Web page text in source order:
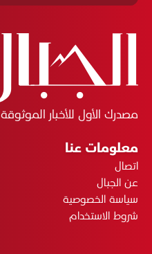
مصدرك الأول للأخبار الموثوقة
معلومات عنا
اتصال
عن الجبال
سياسة الخصوصية
شروط الاستخدام